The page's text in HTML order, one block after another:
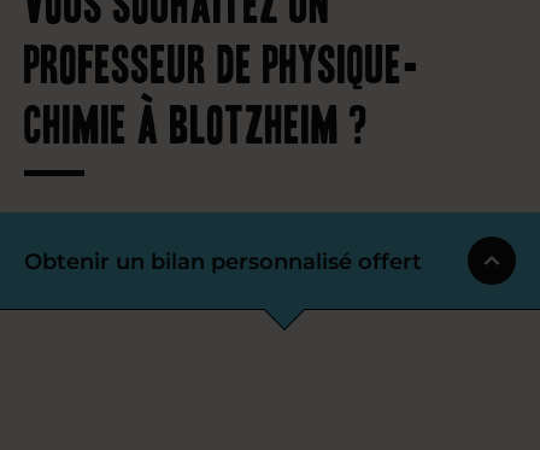
professeur de physique-
chimie à Blotzheim ?
Obtenir un bilan personnalisé offert